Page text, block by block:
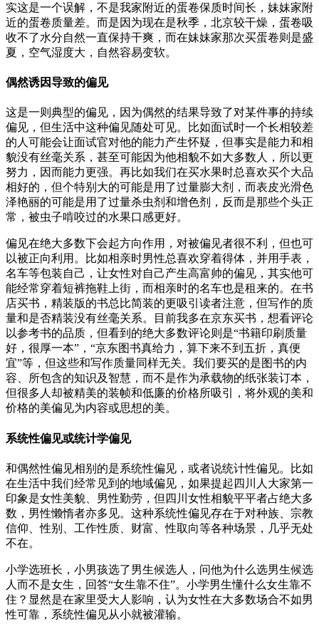
实这是一个误解，不是我家附近的蛋卷保质时间长，妹妹家附
近的蛋卷质量差。而是因为现在是秋季，北京较干燥，蛋卷吸
收不了水分自然一直保持干爽，而在妹妹家那次买蛋卷则是盛
夏，空气湿度大，自然容易变软。
偶然诱因导致的偏见
这是一则典型的偏见，因为偶然的结果导致了对某件事的持续
偏见，但生活中这种偏见随处可见。比如面试时一个长相较差
的人可能会让面试官对他的能力产生怀疑，但事实是能力和相
貌没有丝毫关系，甚至可能因为他相貌不如大多数人，所以更
努力，因而能力更强。再比如我们在买水果时总喜欢买个大品
相好的，但个特别大的可能是用了过量膨大剂，而表皮光滑色
泽艳丽的可能是用了过量杀虫剂和增色剂，反而是那些个头正
常，被虫子啃咬过的水果口感更好。
偏见在绝大多数下会起方向作用，对被偏见者很不利，但也可
以被正向利用。比如相亲时男性总喜欢穿着得体，并用手表，
名车等包装自己，让女性对自己产生高富帅的偏见，其实他可
能经常穿着短裤拖鞋上街，而相亲时的名车也是租来的。在书
店买书，精装版的书总比简装的更吸引读者注意，但写作的质
量和是否精装没有丝毫关系。目前我多在京东买书，想看评论
以参考书的品质，但看到的绝大多数评论则是“书籍印刷质量
好，很厚一本”，“京东图书真给力，算下来不到五折，真便
宜”等，但这些和写作质量同样无关。我们要买的是图书的内
容、所包含的知识及智慧，而不是作为承载物的纸张装订本，
但很多人却被精美的装帧和低廉的价格所吸引，将外观的美和
价格的美偏见为内容或思想的美。
系统性偏见或统计学偏见
和偶然性偏见相别的是系统性偏见，或者说统计性偏见。比如
在生活中我们经常见到的地域偏见，如果提起四川人大家第一
印象是女性美貌、男性勤劳，但四川女性相貌平平者占绝大多
数，男性懒惰者亦多见。这种系统性偏见存在于对种族、宗教
信仰、性别、工作性质、财富、性取向等各种场景，几乎无处
不在。
小学选班长，小男孩选了男生候选人，问他为什么选男生候选
人而不是女生，回答“女生靠不住”。小学男生懂什么女生靠不
住？显然是在家里受大人影响，认为女性在大多数场合不如男
性可靠，系统性偏见从小就被灌输。